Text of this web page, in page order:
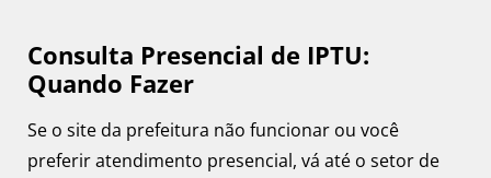
Consulta Presencial de IPTU:
Quando Fazer
Se o site da prefeitura não funcionar ou você
preferir atendimento presencial, vá até o setor de